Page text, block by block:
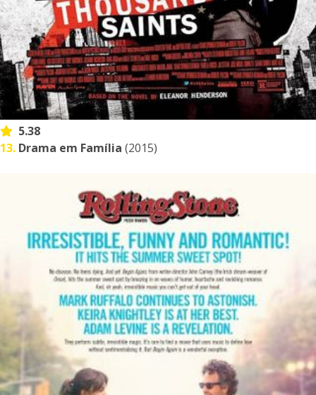
5.38
13. Drama em Família (2015)